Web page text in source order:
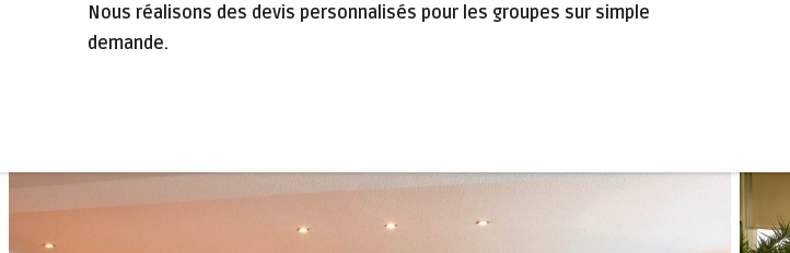
Nous réalisons des devis personnalisés pour les groupes sur simple
demande.